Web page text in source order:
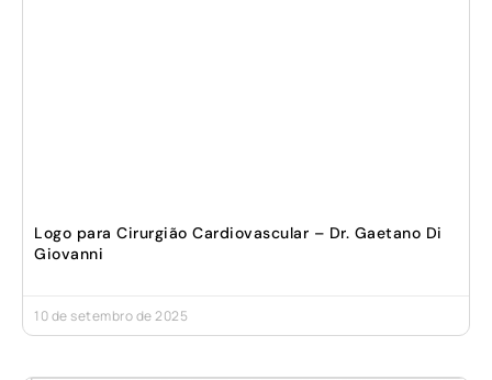
Logo para Cirurgião Cardiovascular – Dr. Gaetano Di
Giovanni
10 de setembro de 2025